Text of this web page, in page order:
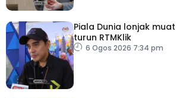
Piala Dunia lonjak muat
turun RTMKlik
6 Ogos 2026 7:34 pm